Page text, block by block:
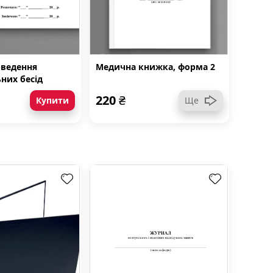
бесід
з
Купити
Медична книжка, форма 2
220₴ Ще